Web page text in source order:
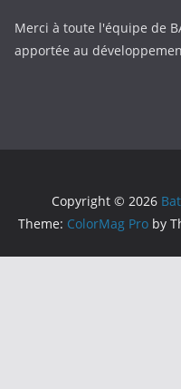
Merci à toute l'équipe de
apportée au
Copyright © 2026
Theme: ColorMag Pro by